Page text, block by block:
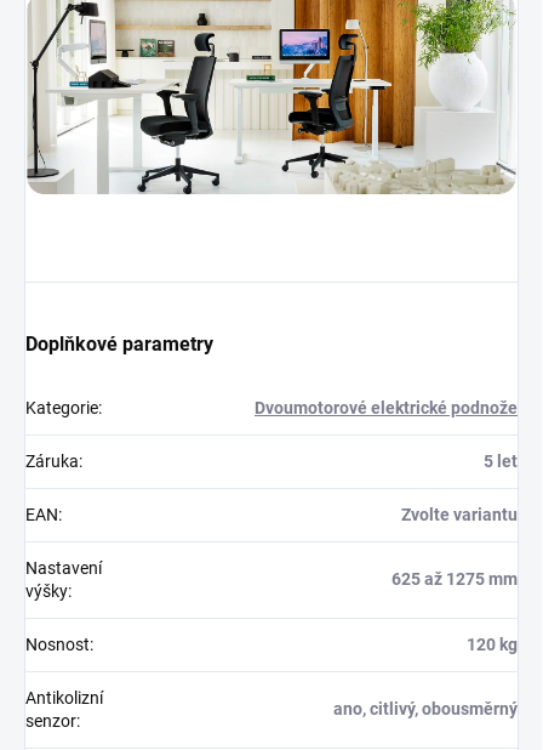
Doplňkové parametry
Kategorie: Dvoumotorové elektrické podnože
Záruka: 5 let
EAN: Zvolte variantu
Nastavení
výšky:
625 až 1275 mm
Nosnost: 120 kg
Antikolizní
senzor:
ano, citlivý, obousměrný